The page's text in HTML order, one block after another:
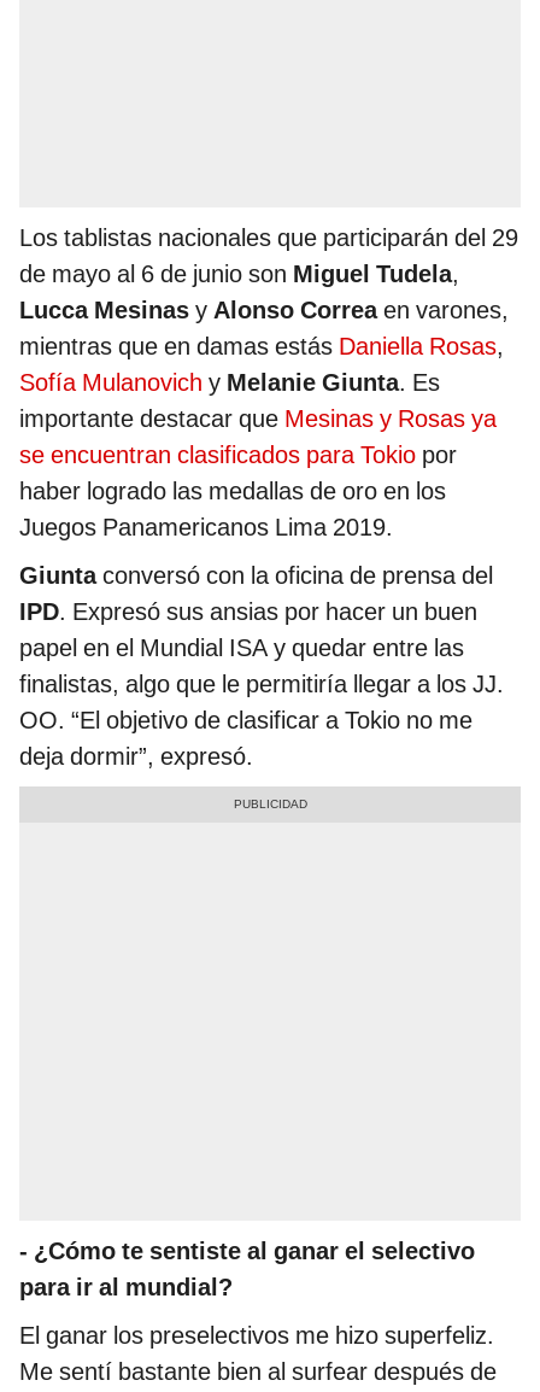
Los tablistas nacionales que participarán del 29
de mayo al 6 de junio son Miguel Tudela,
Lucca Mesinas y Alonso Correaen varones,
mientras que en damas estás Daniella Rosas,
Sofía Mulanovich y Melanie Giunta. Es
importante destacar que Mesinas y Rosas ya
se encuentran clasificados para Tokio por
haber logrado las medallas de oro en los
Juegos Panamericanos Lima 2019.
Giuntaconversó con la oficina de prensa del
IPD. Expresó sus ansias por hacer un buen
papel en el Mundial ISA y quedar entre las
finalistas, algo que le permitiría llegar a los JJ.
OO. “El objetivo de clasificar a Tokio no me
deja dormir”, expresó.
- ¿Cómo te sentiste al ganar el selectivo
para ir al mundial?
El ganar los preselectivos me hizo superfeliz.
Me sentí bastante bien al surfear después de